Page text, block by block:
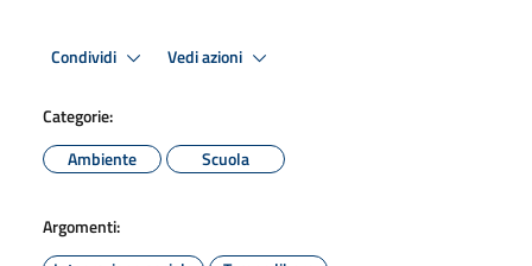
Condividi Vedi azioni
Categorie:
Ambiente
Scuola
Argomenti: